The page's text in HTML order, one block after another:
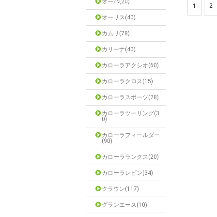
オーパ(20)
オーリス(40)
カムリ(78)
カリーナ(40)
カローラアクシオ(60)
カローラクロス(15)
カローラスポーツ(28)
カローラツーリング(3
0)
カローラフィールダー
(90)
カローラランクス(20)
カローラレビン(34)
クラウン(117)
グランエース(10)
1 2